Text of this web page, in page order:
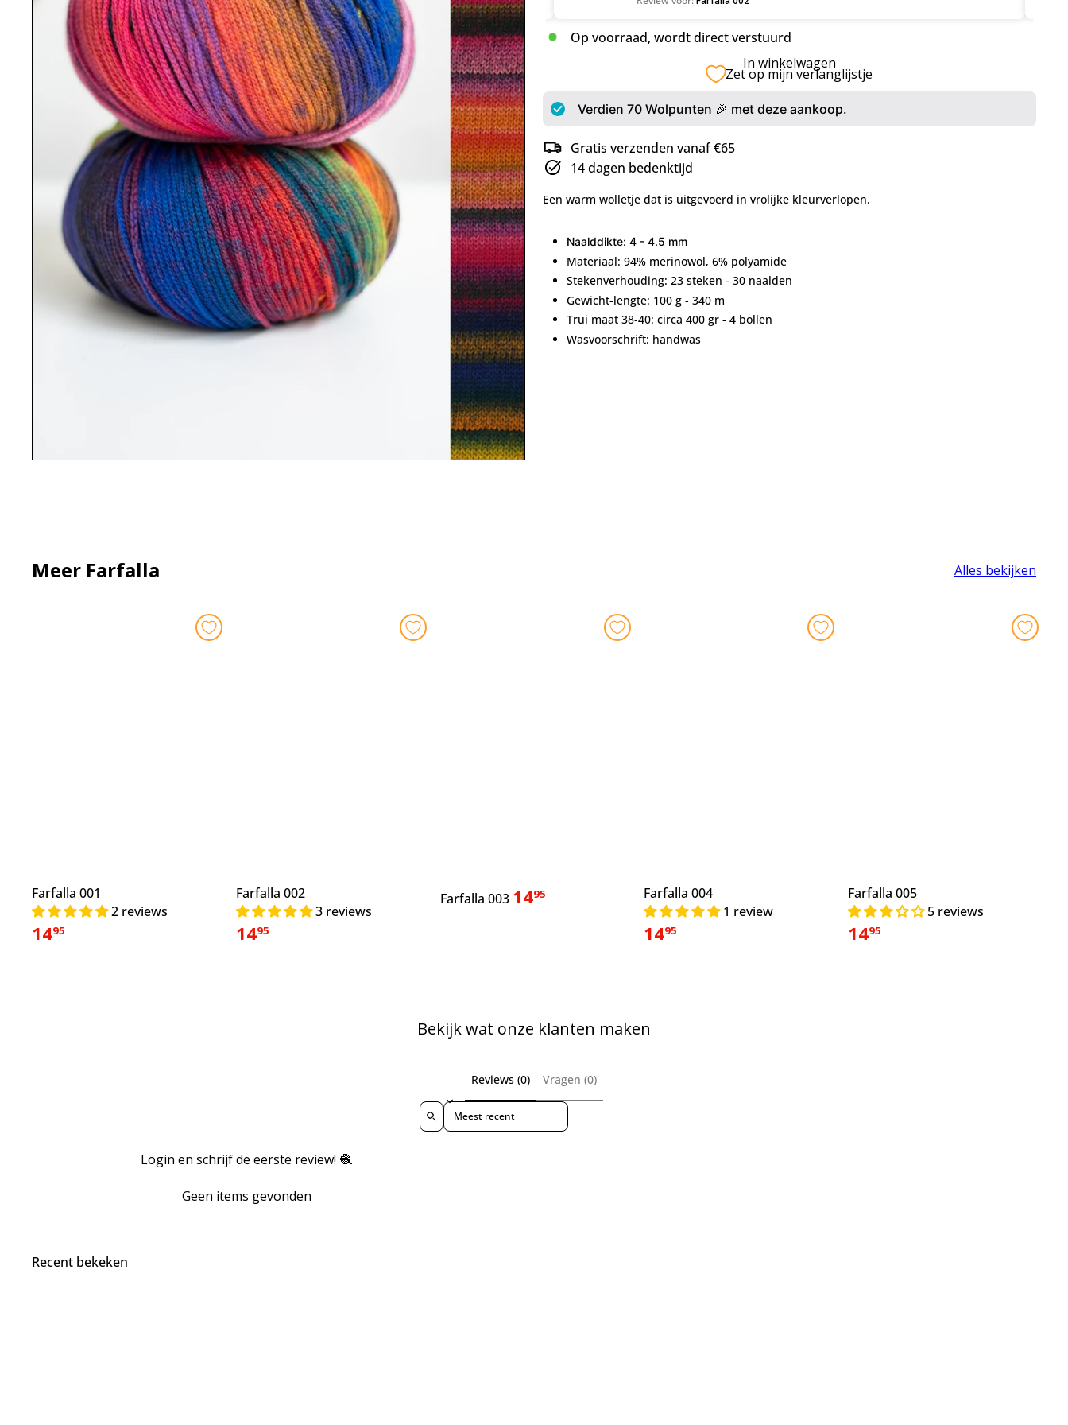
Op voorraad, wordt direct verstuurd
In winkelwagen
Zet op mijn verlanglijstje
Verdien 70 Wolpunten 🎉 met deze aankoop.
Gratis verzenden vanaf €65
14 dagen bedenktijd
Een warm wolletje dat is uitgevoerd in vrolijke kleurverlopen.
Naalddikte: 4 - 4.5 mm
Materiaal: 94% merinowol, 6% polyamide
Stekenverhouding: 23 steken - 30 naalden
Gewicht-lengte: 100 g - 340 m
Trui maat 38-40: circa 400 gr - 4 bollen
Wasvoorschrift: handwas
Meer Farfalla Alles bekijken
Farfalla 001
2 reviews
1495
Farfalla 002
3 reviews
1495
Farfalla 003 1495
Farfalla 004
1 review
1495
Farfalla 005
5 reviews
1495
Bekijk wat onze klanten maken
Reviews (0) Vragen (0)
Sort reviews by
Login en schrijf de eerste review! 🧶
Geen items gevonden
Recent bekeken